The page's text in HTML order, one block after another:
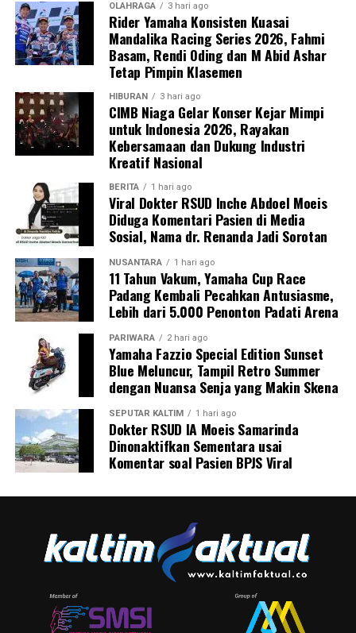
OLAHRAGA 3 hari ago
Rider Yamaha Konsisten Kuasai
Mandalika Racing Series 2026, Fahmi
Basam, Rendi Oding dan M Abid Ashar
Tetap Pimpin Klasemen
HIBURAN 3 hari ago
CIMB Niaga Gelar Konser Kejar Mimpi
untuk Indonesia 2026, Rayakan
Kebersamaan dan Dukung Industri
Kreatif Nasional
BERITA 1 hari ago
Viral Dokter RSUD Inche Abdoel Moeis
Diduga Komentari Pasien di Media
Sosial, Nama dr. Renanda Jadi Sorotan
NUSANTARA 1 hari ago
11 Tahun Vakum, Yamaha Cup Race
Padang Kembali Pecahkan Antusiasme,
Lebih dari 5.000 Penonton Padati Arena
PARIWARA 2 hari ago
Yamaha Fazzio Special Edition Sunset
Blue Meluncur, Tampil Retro Summer
dengan Nuansa Senja yang Makin Skena
SEPUTAR KALTIM 1 hari ago
Dokter RSUD IA Moeis Samarinda
Dinonaktifkan Sementara usai
Komentar soal Pasien BPJS Viral